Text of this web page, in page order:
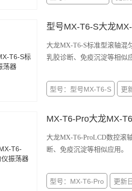
型号MX-T6-S大龙
大龙MX-T6-S标准型滚轴混
乳胶诊断、免疫沉淀等相似
型号：型号MX-T6-S 更
MX-T6-Pro大龙MX-
大龙MX-T6-ProLCD数控滚
断、免疫沉淀等相似应用。
型号：MX-T6-Pro 更新